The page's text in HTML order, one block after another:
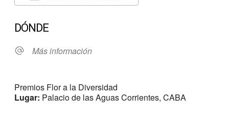
DÓNDE
Más información
Premios Flor a la Diversidad
Lugar: Palacio de las Aguas Corrientes, CABA